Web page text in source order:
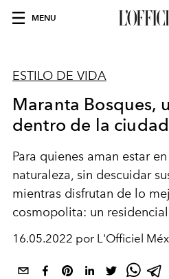
MENU
ESTILO DE VIDA
Maranta Bosques,
dentro de la ciudad
Para quienes aman estar
naturaleza, sin descuidar
mientras disfrutan de lo
cosmopolita: un
16.05.2022 por L'Officiel